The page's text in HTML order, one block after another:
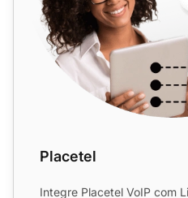
Placetel
Integre Placetel VoIP com